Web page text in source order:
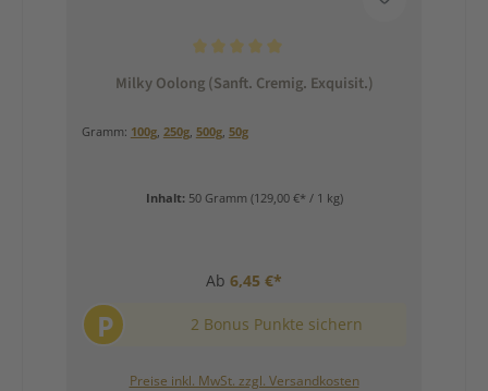
Milky Oolong (Sanft. Cremig. Exquisit.)
Gramm: 100g, 250g, 500g, 50g
Inhalt: 50 Gramm (129,00 €* / 1 kg)
Ab 6,45 €*
P 2 Bonus Punkte sichern
Preise inkl. MwSt. zzgl. Versandkosten